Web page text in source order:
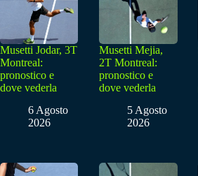
Musetti Jodar, 3T
Montreal:
pronostico e
dove vederla
6 Agosto
2026
Musetti Mejia,
2T Montreal:
pronostico e
dove vederla
5 Agosto
2026